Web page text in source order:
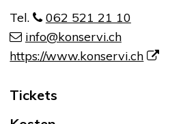
Tel.
062 521 21 10
info@konservi.ch
https://www.konservi.ch
Tickets